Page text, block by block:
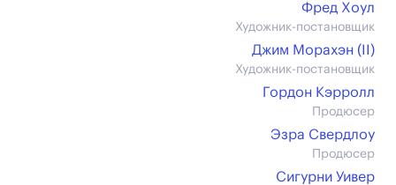
Фред Хоул
Художник-постановщик
Джим Морахэн (II)
Художник-постановщик
Гордон Кэрролл
Продюсер
Эзра Свердлоу
Продюсер
Сигурни Уивер